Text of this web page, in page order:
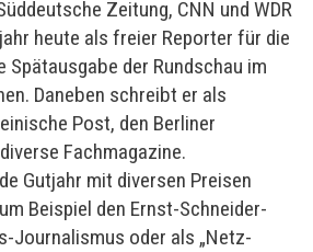
Zeitung, CNN und WDR
heute als freier Reporter für die
Spätausgabe der Rundschau im
Daneben schreibt er als
Post, den Berliner
Fachmagazine.
Gutjahr mit diversen Preisen
Beispiel den Ernst-Schneider-
Journalismus oder als „Netz-